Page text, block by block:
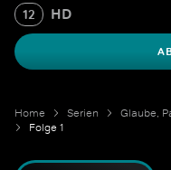
12
HD
Home Serien
Folge 1